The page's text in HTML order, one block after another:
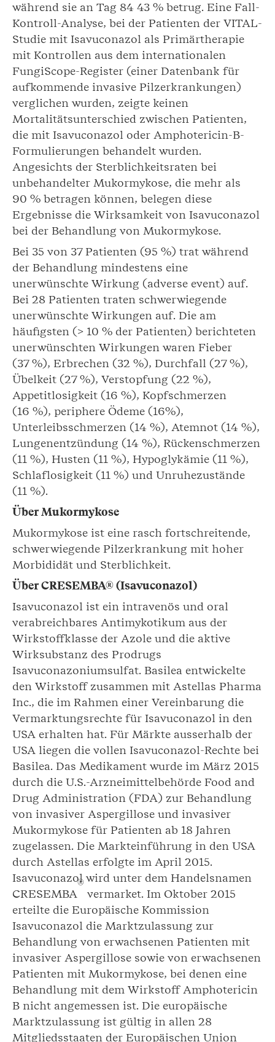
während sie an Tag 84 43 % betrug. Eine Fall-
Kontroll-Analyse, bei der Patienten der VITAL-
Studie mit Isavuconazol als Primärtherapie
mit Kontrollen aus dem internationalen
FungiScope-Register (einer Datenbank für
aufkommende invasive Pilzerkrankungen)
verglichen wurden, zeigte keinen
Mortalitätsunterschied zwischen Patienten,
die mit Isavuconazol oder Amphotericin-B-
Formulierungen behandelt wurden.
Angesichts der Sterblichkeitsraten bei
unbehandelter Mukormykose, die mehr als
90 % betragen können, belegen diese
Ergebnisse die Wirksamkeit von Isavuconazol
bei der Behandlung von Mukormykose.
Bei 35 von 37 Patienten (95 %) trat während
der Behandlung mindestens eine
unerwünschte Wirkung (adverse event) auf.
Bei 28 Patienten traten schwerwiegende
unerwünschte Wirkungen auf. Die am
häufigsten (> 10 % der Patienten) berichteten
unerwünschten Wirkungen waren Fieber
(37 %), Erbrechen (32 %), Durchfall (27 %),
Übelkeit (27 %), Verstopfung (22 %),
Appetitlosigkeit (16 %), Kopfschmerzen
(16 %), periphere Ödeme (16%),
Unterleibsschmerzen (14 %), Atemnot (14 %),
Lungenentzündung (14 %), Rückenschmerzen
(11 %), Husten (11 %), Hypoglykämie (11 %),
Schlaflosigkeit (11 %) und Unruhezustände
(11 %).
Über Mukormykose
Mukormykose ist eine rasch fortschreitende,
schwerwiegende Pilzerkrankung mit hoher
Morbididät und Sterblichkeit.
Über CRESEMBA® (Isavuconazol)
Isavuconazol ist ein intravenös und oral
verabreichbares Antimykotikum aus der
Wirkstoffklasse der Azole und die aktive
Wirksubstanz des Prodrugs
Isavuconazoniumsulfat. Basilea entwickelte
den Wirkstoff zusammen mit Astellas Pharma
Inc., die im Rahmen einer Vereinbarung die
Vermarktungsrechte für Isavuconazol in den
USA erhalten hat. Für Märkte ausserhalb der
USA liegen die vollen Isavuconazol-Rechte bei
Basilea. Das Medikament wurde im März 2015
durch die U.S.-Arzneimittelbehörde Food and
Drug Administration (FDA) zur Behandlung
von invasiver Aspergillose und invasiver
Mukormykose für Patienten ab 18 Jahren
zugelassen. Die Markteinführung in den USA
durch Astellas erfolgte im April 2015.
Isavuconazol wird unter dem Handelsnamen
CRESEMBA
®
vermarket. Im Oktober 2015
erteilte die Europäische Kommission
Isavuconazol die Marktzulassung zur
Behandlung von erwachsenen Patienten mit
invasiver Aspergillose sowie von erwachsenen
Patienten mit Mukormykose, bei denen eine
Behandlung mit dem Wirkstoff Amphotericin
B nicht angemessen ist. Die europäische
Marktzulassung ist gültig in allen 28
Mitgliedsstaaten der Europäischen Union